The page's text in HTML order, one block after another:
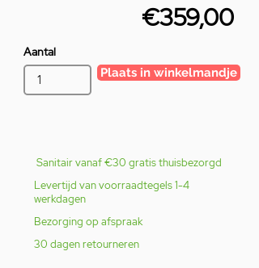
€359,00
Aantal
Plaats in winkelmandje
Sanitair vanaf €30 gratis thuisbezorgd
Levertijd van voorraadtegels 1-4
werkdagen
Bezorging op afspraak
30 dagen retourneren